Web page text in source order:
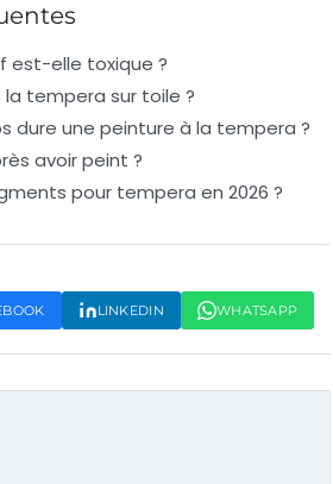
est-elle toxique ?
tempera sur toile ?
dure une peinture à la tempera ?
avoir peint ?
pour tempera en 2026 ?
LINKEDIN WHATSAPP